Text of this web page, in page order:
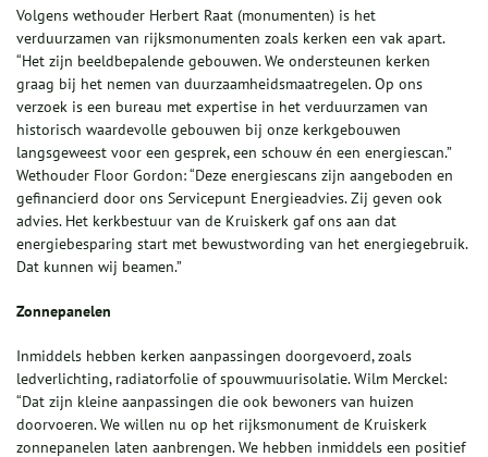
Volgens wethouder Herbert Raat (monumenten) is het
verduurzamen van rijksmonumenten zoals kerken een vak apart.
“Het zijn beeldbepalende gebouwen. We ondersteunen kerken
graag bij het nemen van duurzaamheidsmaatregelen. Op ons
verzoek is een bureau met expertise in het verduurzamen van
historisch waardevolle gebouwen bij onze kerkgebouwen
langsgeweest voor een gesprek, een schouw én een energiescan.”
Wethouder Floor Gordon: “Deze energiescans zijn aangeboden en
gefinancierd door ons Servicepunt Energieadvies. Zij geven ook
advies. Het kerkbestuur van de Kruiskerk gaf ons aan dat
energiebesparing start met bewustwording van het energiegebruik.
Dat kunnen wij beamen.”
Zonnepanelen
Inmiddels hebben kerken aanpassingen doorgevoerd, zoals
ledverlichting, radiatorfolie of spouwmuurisolatie. Wilm Merckel:
“Dat zijn kleine aanpassingen die ook bewoners van huizen
doorvoeren. We willen nu op het rijksmonument de Kruiskerk
zonnepanelen laten aanbrengen. We hebben inmiddels een positief